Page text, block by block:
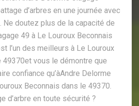
d’arbres en une journée avec
Ne doutez plus de la capacité de
49 à Le Louroux Beconnais
l’un des meilleurs à Le Louroux
49370et vous le démontre que
confiance qu’àAndre Delorme
Beconnais dans le 49370.
d’arbre en toute sécurité ?